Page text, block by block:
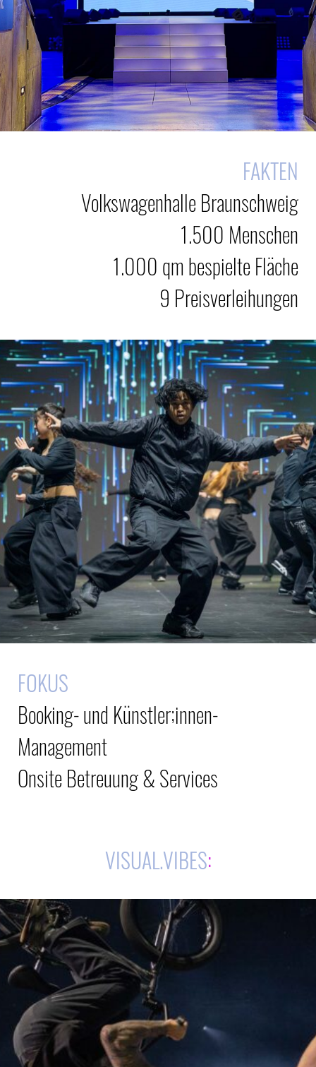
FAKTEN
Volkswagenhalle Braunschweig
1.500 Menschen
1.000 qm bespielte Fläche
9 Preisverleihungen
FOKUS
Booking- und Künstler;innen-
Management
Onsite Betreuung & Services
VISUAL.VIBES: